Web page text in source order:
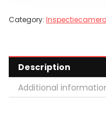
Category:
Description
Additional